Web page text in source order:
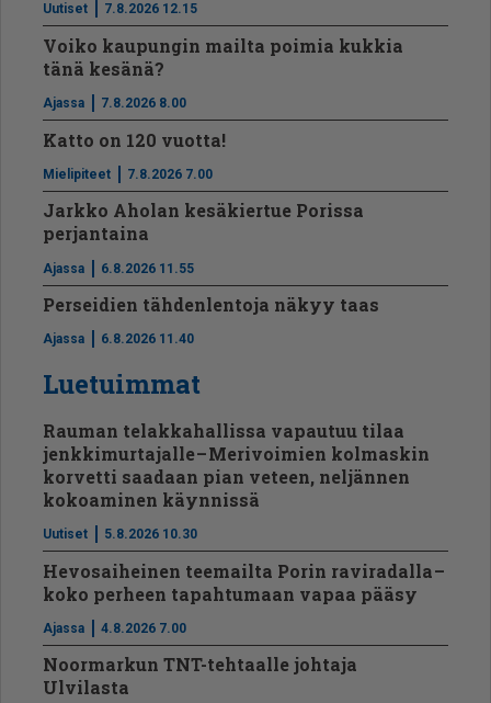
Uutiset 7.8.2026 12.15
Voiko kaupungin mailta poimia kukkia
tänä kesänä?
Ajassa 7.8.2026 8.00
Katto on 120 vuotta!
Mielipiteet 7.8.2026 7.00
Jarkko Aholan kesäkiertue Porissa
perjantaina
Ajassa 6.8.2026 11.55
Perseidien tähdenlentoja näkyy taas
Ajassa 6.8.2026 11.40
Luetuimmat
Rauman telakkahallissa vapautuu tilaa
jenkkimurtajalle – Merivoimien kolmaskin
korvetti saadaan pian veteen, neljännen
kokoaminen käynnissä
Uutiset 5.8.2026 10.30
Hevosaiheinen teemailta Porin raviradalla –
koko perheen tapahtumaan vapaa pääsy
Ajassa 4.8.2026 7.00
Noormarkun TNT-tehtaalle johtaja
Ulvilasta